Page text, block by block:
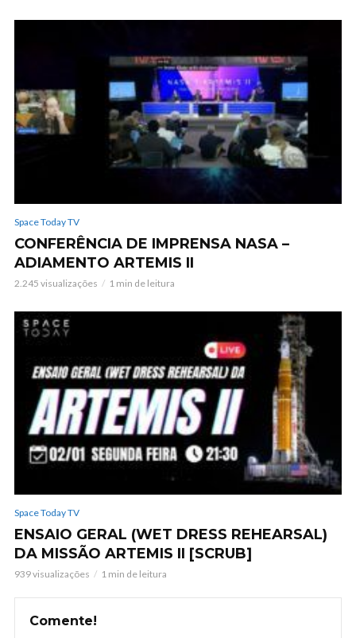
Space Today TV
CONFERÊNCIA DE IMPRENSA NASA –
ADIAMENTO ARTEMIS II
2.245 visualizações 1 min de leitura
Space Today TV
ENSAIO GERAL (WET DRESS REHEARSAL)
DA MISSÃO ARTEMIS II [SCRUB]
939 visualizações 1 min de leitura
Comente!